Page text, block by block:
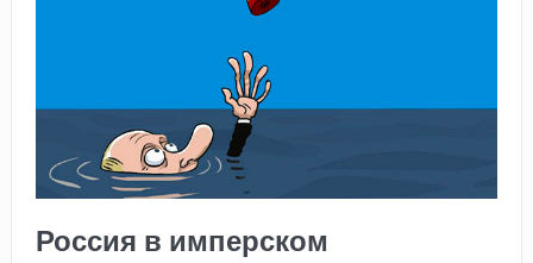
Россия в имперском